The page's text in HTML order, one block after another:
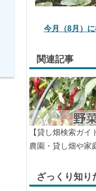
今月（8月）
関連記事
【貸し畑検索ガ
農園・貸し畑や家
ざっくり知り